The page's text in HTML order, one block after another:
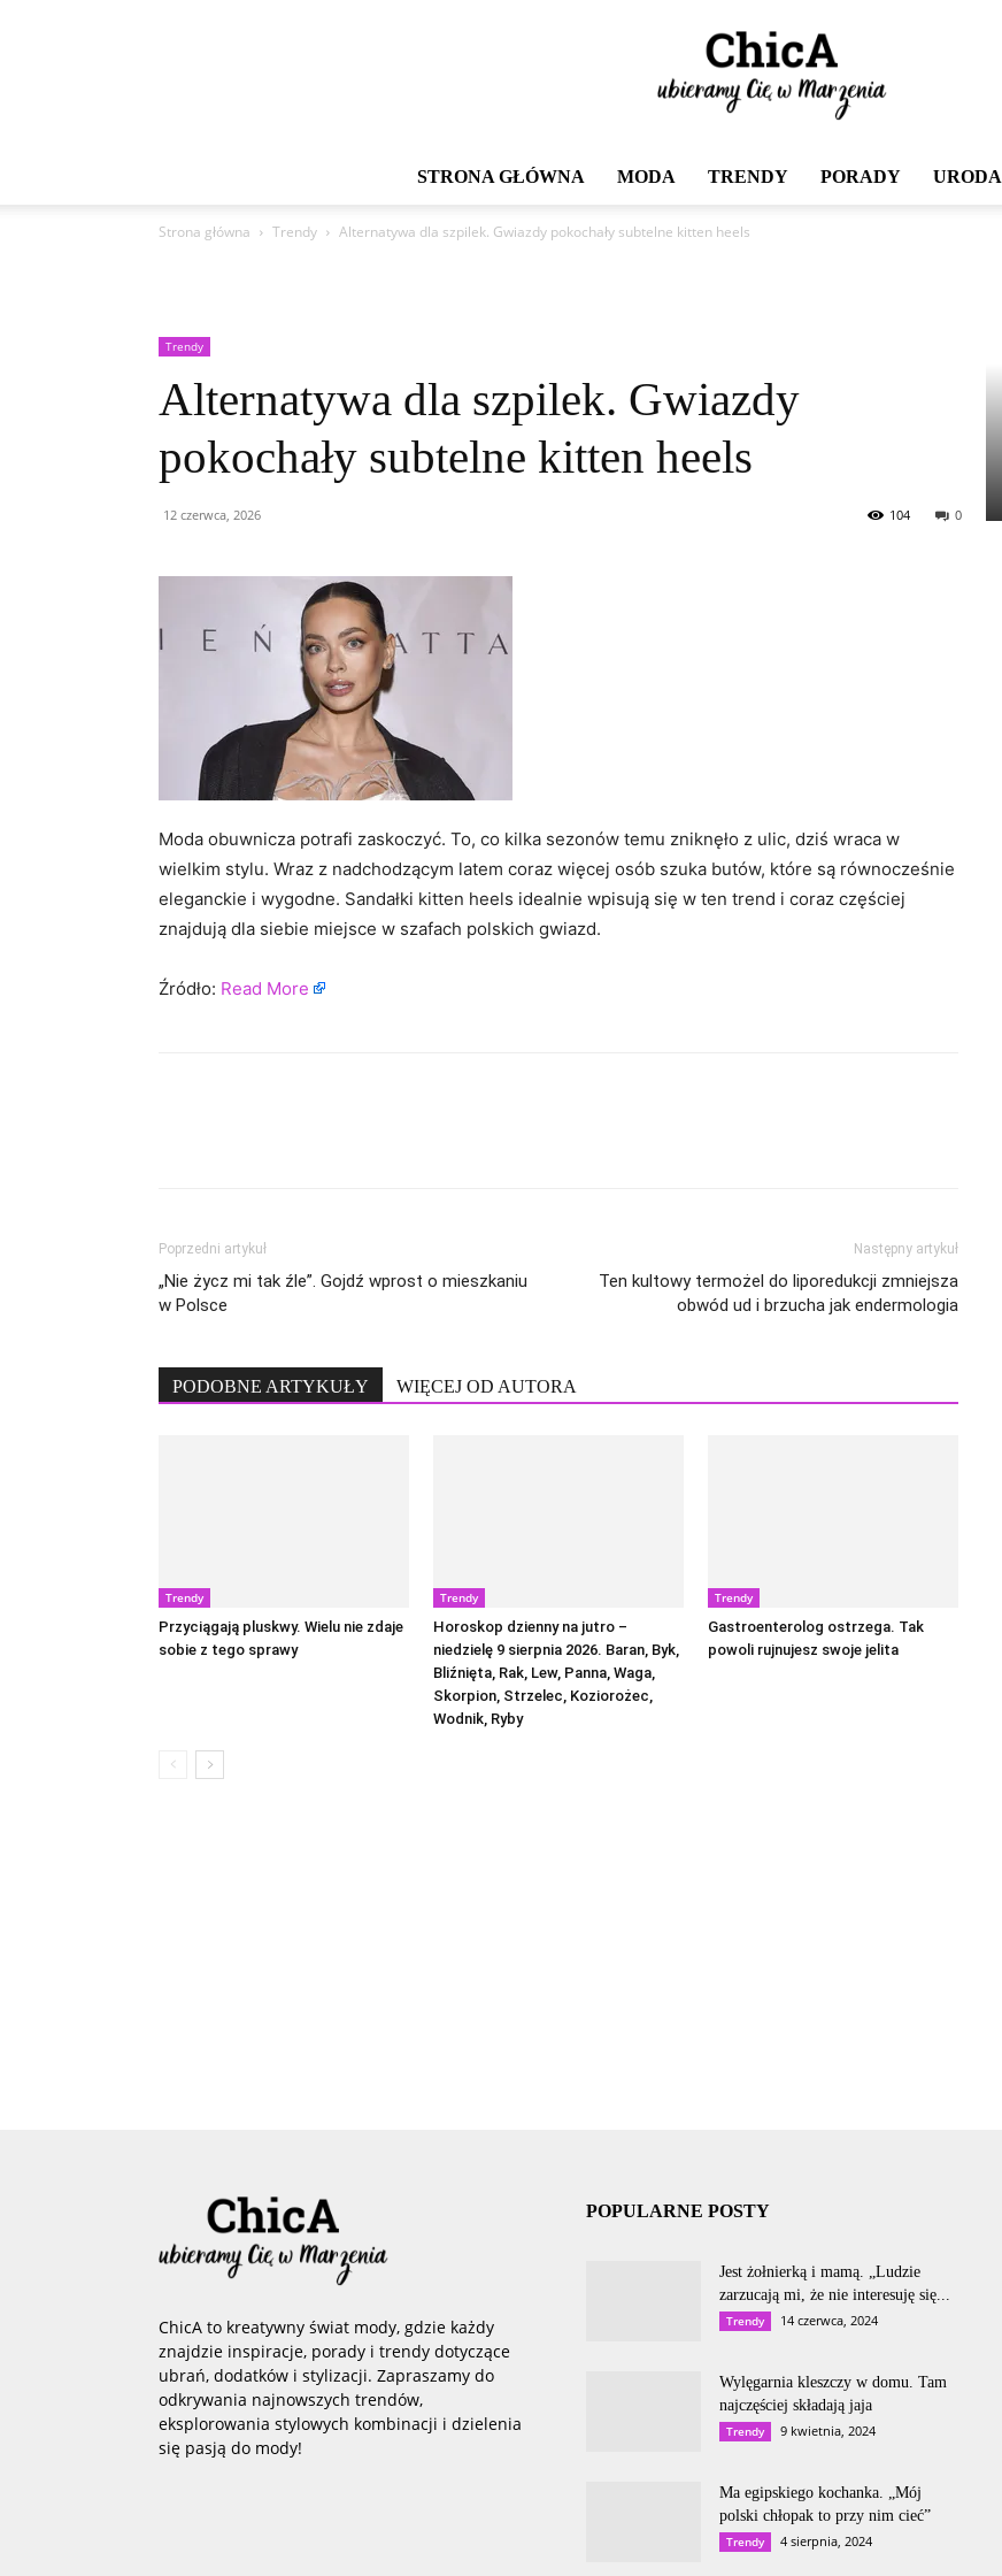
STRONA GŁÓWNA MODA TRENDY PORADY URODA
Strona główna Trendy Alternatywa dla szpilek. Gwiazdy pokochały subtelne kitten heels
Trendy
Alternatywa dla szpilek. Gwiazdy
pokochały subtelne kitten heels
12 czerwca, 2026 0
104
Moda obuwnicza potrafi zaskoczyć. To, co kilka sezonów temu zniknęło z ulic, dziś wraca w
wielkim stylu. Wraz z nadchodzącym latem coraz więcej osób szuka butów, które są równocześnie
eleganckie i wygodne. Sandałki kitten heels idealnie wpisują się w ten trend i coraz częściej
znajdują dla siebie miejsce w szafach polskich gwiazd.
Źródło: Read More
Poprzedni artykuł
„Nie życz mi tak źle”. Gojdź wprost o mieszkaniu
w Polsce
Następny artykuł
Ten kultowy termożel do liporedukcji zmniejsza
obwód ud i brzucha jak endermologia
PODOBNE ARTYKUŁY WIĘCEJ OD AUTORA
Trendy
Przyciągają pluskwy. Wielu nie zdaje
sobie z tego sprawy
Trendy
Horoskop dzienny na jutro –
niedzielę 9 sierpnia 2026. Baran, Byk,
Bliźnięta, Rak, Lew, Panna, Waga,
Skorpion, Strzelec, Koziorożec,
Wodnik, Ryby
Trendy
Gastroenterolog ostrzega. Tak
powoli rujnujesz swoje jelita
ChicA to kreatywny świat mody, gdzie każdy
znajdzie inspiracje, porady i trendy dotyczące
ubrań, dodatków i stylizacji. Zapraszamy do
odkrywania najnowszych trendów,
eksplorowania stylowych kombinacji i dzielenia
się pasją do mody!
POPULARNE POSTY
Jest żołnierką i mamą. „Ludzie
zarzucają mi, że nie interesuję się...
Trendy 14 czerwca, 2024
Wylęgarnia kleszczy w domu. Tam
najczęściej składają jaja
Trendy 9 kwietnia, 2024
Ma egipskiego kochanka. „Mój
polski chłopak to przy nim cieć”
Trendy 4 sierpnia, 2024